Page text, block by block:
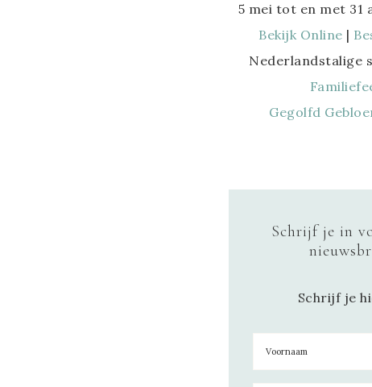
5 mei tot en met 31
Bekijk Online |
Nederlandstalige
Gegolfd
Schrijf je in
Schrijf je